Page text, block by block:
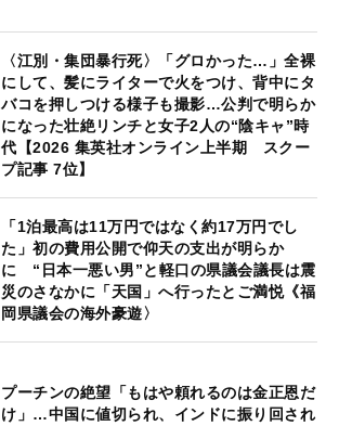
〈江別・集団暴行死〉「グロかった…」全裸
にして、髪にライターで火をつけ、背中にタ
バコを押しつける様子も撮影…公判で明らか
になった壮絶リンチと女子2人の“陰キャ”時
代【2026 集英社オンライン上半期 スクー
プ記事 7位】
「1泊最高は11万円ではなく約17万円でし
た」初の費用公開で仰天の支出が明らか
に “日本一悪い男”と軽口の県議会議長は震
災のさなかに「天国」へ行ったとご満悦《福
岡県議会の海外豪遊〉
プーチンの絶望「もはや頼れるのは金正恩だ
け」…中国に値切られ、インドに振り回され